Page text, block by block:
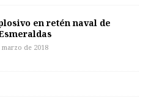
en retén naval de
de 2018